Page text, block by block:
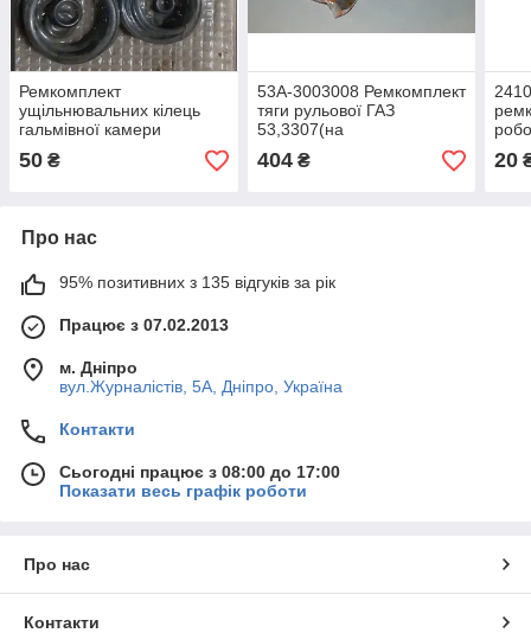
Ремкомплект
ущільнювальних кілець
гальмівної камери
50 ₴
53А-3003008 Ремкомплект
тяги рульової ГАЗ
53,3307(на
2пальца,повний)ПРЕМІУМ
Дорожна Карта
404₴ 20
Про нас
95% позитивних з 135 відгуків за рік
Працює з 07.02.2013
м. Дніпро
вул.Журналістів, 5А, Дніпро, Україна
Контакти
Сьогодні працює з 08:00 до 17:00
Показати весь графік роботи
Про нас
Контакти